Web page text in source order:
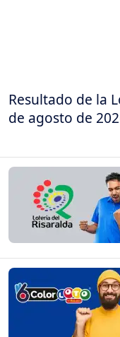
Resultado de la
de agosto de